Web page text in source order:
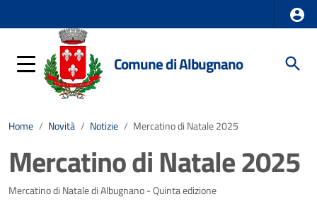
Comune di Albugnano
Home / Novità / Notizie / Mercatino di Natale 2025
Mercatino di Natale 2025
Dettagli della notizia
Mercatino di Natale di Albugnano - Quinta edizione